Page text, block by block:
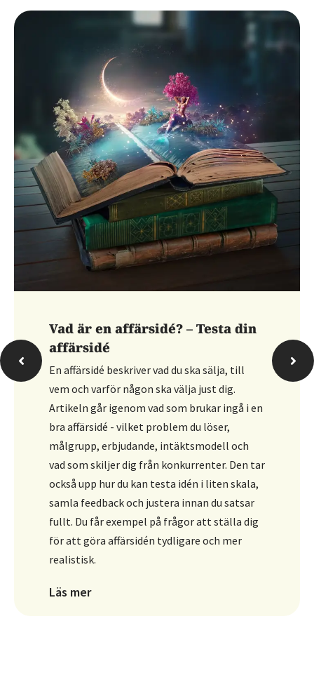
Vad är en affärsidé? – Testa din
affärsidé
En affärsidé beskriver vad du ska sälja, till
vem och varför någon ska välja just dig.
Artikeln går igenom vad som brukar ingå i en
bra affärsidé - vilket problem du löser,
målgrupp, erbjudande, intäktsmodell och
vad som skiljer dig från konkurrenter. Den tar
också upp hur du kan testa idén i liten skala,
samla feedback och justera innan du satsar
fullt. Du får exempel på frågor att ställa dig
för att göra affärsidén tydligare och mer
realistisk.
Läs mer